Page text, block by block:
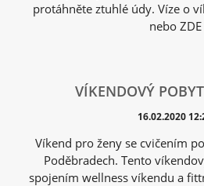
protáhněte ztuhlé údy. Víze o
nebo ZDE
VÍKENDOVÝ
16.02.2020
Víkend pro ženy se cvičením
Poděbradech. Tento
spojením wellness víkendu a